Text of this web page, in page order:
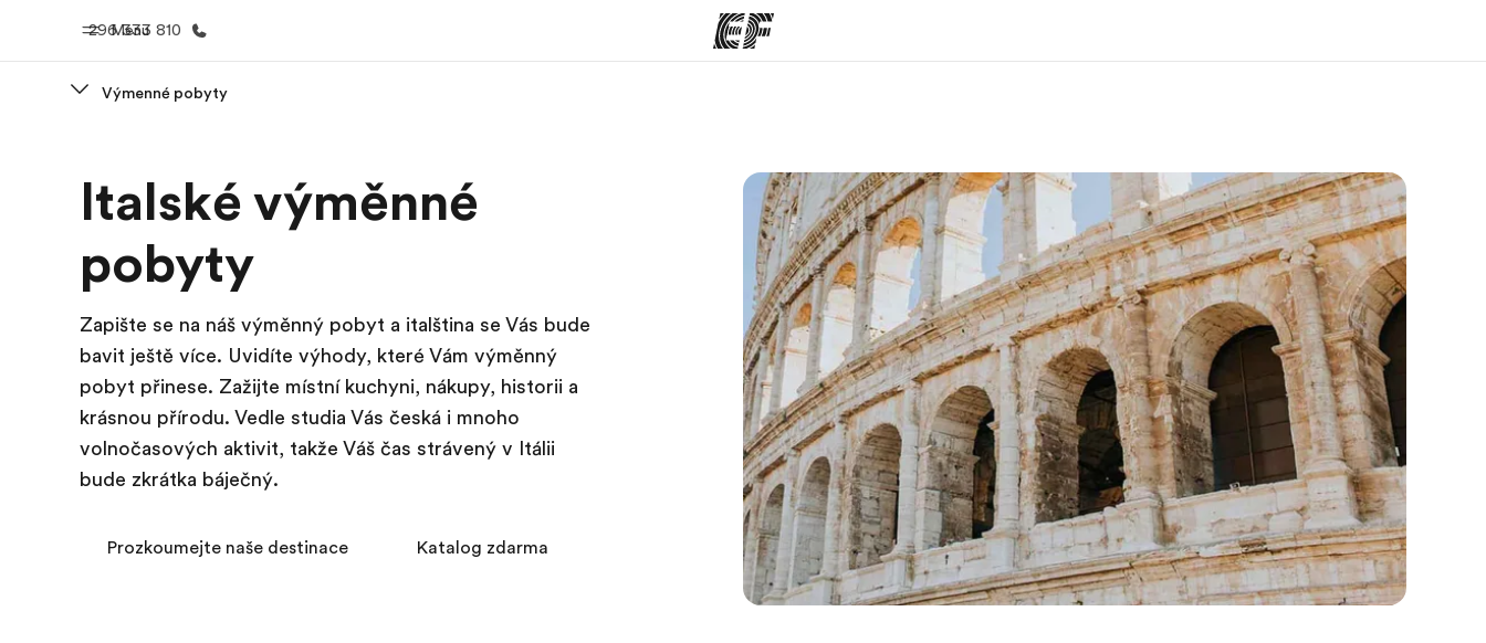
Menu
296 333 810
Vítejte v EF
Podívejte se, co všechno
děláme
Najděte nejbližší kancelář Kdo jsme Přidejte se k nám do týmu
Výmenné pobyty
Italské výměnné
pobyty
Zapište se na náš výměnný pobyt a italština se Vás bude
bavit ještě více. Uvidíte výhody, které Vám výměnný
pobyt přinese. Zažijte místní kuchyni, nákupy, historii a
krásnou přírodu. Vedle studia Vás česká i mnoho
volnočasových aktivit, takže Váš čas strávený v Itálii
bude zkrátka báječný.
Prozkoumejte naše destinace Katalog zdarma